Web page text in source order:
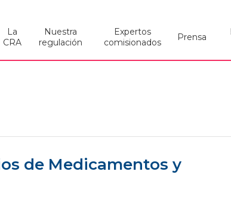
La
CRA
Nuestra
regulación
Expertos
comisionados
Prensa
de Medicamentos y